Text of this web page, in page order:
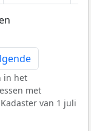
in het
met
van 1 juli